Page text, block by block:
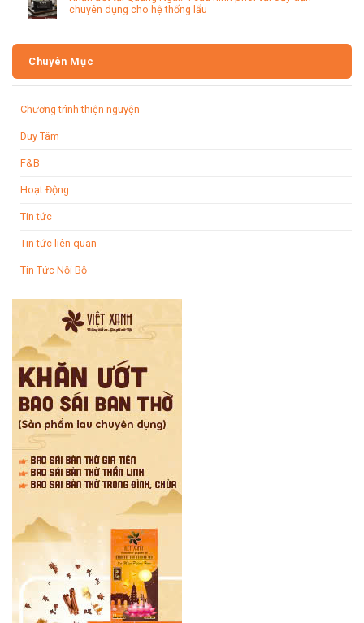
chuyên dụng cho hệ thống lẩu
Chuyên Mục
Chương trình thiện nguyện
Duy Tâm
F&B
Hoạt Động
Tin tức
Tin tức liên quan
Tin Tức Nội Bộ